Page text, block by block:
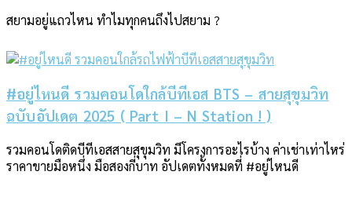
สยามอยู่แถวไหน ทำไมทุกคนถึงไปสยาม ?
#อยู่ไหนดี รวมคอนโดใกล้บีทีเอส BTS – สายสุขุมวิท
ฉบับอัปเดต 2025 ( Part I – N Station ! )
รวมคอนโดติดบีทีเอสสายสุขุมวิท มีโครงการอะไรบ้าง ค่าเช่าเท่าไหร่
ราคาขายมือหนึ่ง มือสองกี่บาท อัปเดตทั้งหมดที่ #อยู่ไหนดี